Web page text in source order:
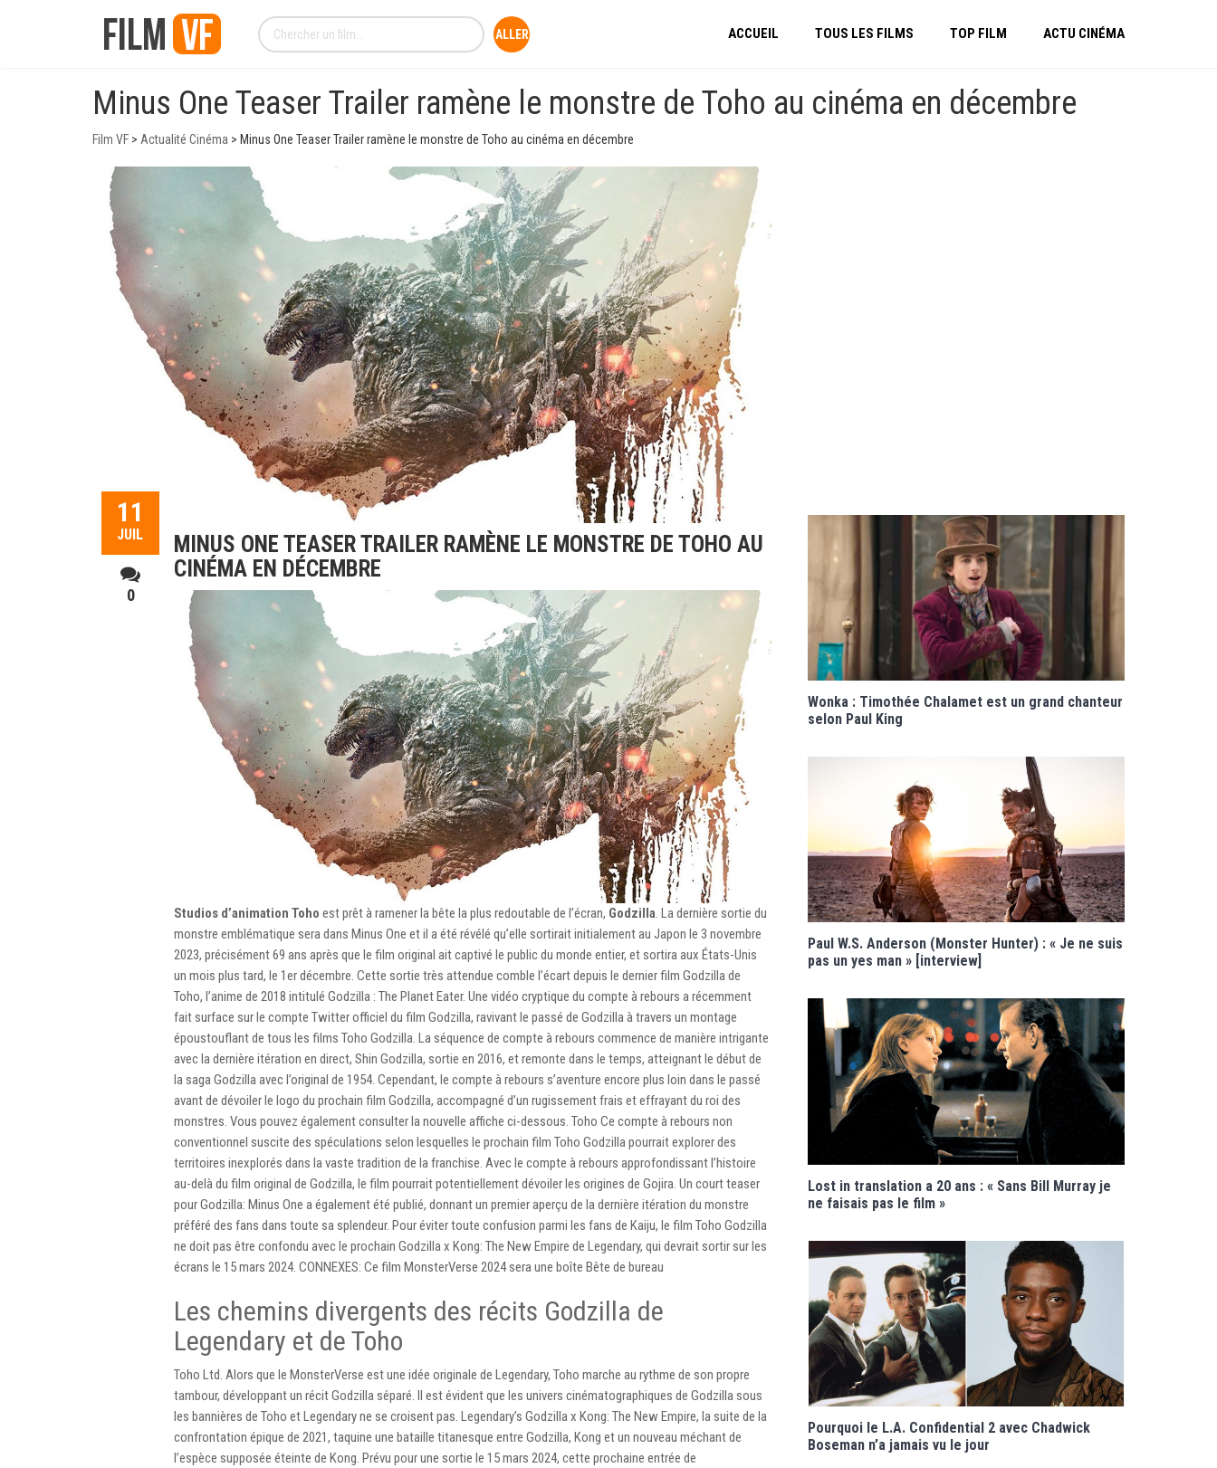
ACCUEIL TOUS LES FILMS TOP FILM ACTU CINÉMA
Minus One Teaser Trailer ramène le monstre de Toho au cinéma en décembre
Film VF > Actualité Cinéma > Minus One Teaser Trailer ramène le monstre de Toho au cinéma en décembre
11
JUIL
0
MINUS ONE TEASER TRAILER RAMÈNE LE MONSTRE DE TOHO AU
CINÉMA EN DÉCEMBRE
Studios d’animation Toho est prêt à ramener la bête la plus redoutable de l’écran, Godzilla. La dernière sortie du
monstre emblématique sera dans Minus One et il a été révélé qu’elle sortirait initialement au Japon le 3 novembre
2023, précisément 69 ans après que le film original ait captivé le public du monde entier, et sortira aux États-Unis
un mois plus tard, le 1er décembre. Cette sortie très attendue comble l’écart depuis le dernier film Godzilla de
Toho, l’anime de 2018 intitulé Godzilla : The Planet Eater. Une vidéo cryptique du compte à rebours a récemment
fait surface sur le compte Twitter officiel du film Godzilla, ravivant le passé de Godzilla à travers un montage
époustouflant de tous les films Toho Godzilla. La séquence de compte à rebours commence de manière intrigante
avec la dernière itération en direct, Shin Godzilla, sortie en 2016, et remonte dans le temps, atteignant le début de
la saga Godzilla avec l’original de 1954. Cependant, le compte à rebours s’aventure encore plus loin dans le passé
avant de dévoiler le logo du prochain film Godzilla, accompagné d’un rugissement frais et effrayant du roi des
monstres. Vous pouvez également consulter la nouvelle affiche ci-dessous. Toho Ce compte à rebours non
conventionnel suscite des spéculations selon lesquelles le prochain film Toho Godzilla pourrait explorer des
territoires inexplorés dans la vaste tradition de la franchise. Avec le compte à rebours approfondissant l’histoire
au-delà du film original de Godzilla, le film pourrait potentiellement dévoiler les origines de Gojira. Un court teaser
pour Godzilla: Minus One a également été publié, donnant un premier aperçu de la dernière itération du monstre
préféré des fans dans toute sa splendeur. Pour éviter toute confusion parmi les fans de Kaiju, le film Toho Godzilla
ne doit pas être confondu avec le prochain Godzilla x Kong: The New Empire de Legendary, qui devrait sortir sur les
écrans le 15 mars 2024. CONNEXES: Ce film MonsterVerse 2024 sera une boîte Bête de bureau
Les chemins divergents des récits Godzilla de
Legendary et de Toho
Toho Ltd. Alors que le MonsterVerse est une idée originale de Legendary, Toho marche au rythme de son propre
tambour, développant un récit Godzilla séparé. Il est évident que les univers cinématographiques de Godzilla sous
les bannières de Toho et Legendary ne se croisent pas. Legendary’s Godzilla x Kong: The New Empire, la suite de la
confrontation épique de 2021, taquine une bataille titanesque entre Godzilla, Kong et un nouveau méchant de
l’espèce supposée éteinte de Kong. Prévu pour une sortie le 15 mars 2024, cette prochaine entrée de
Wonka : Timothée Chalamet est un grand chanteur
selon Paul King
Paul W.S. Anderson (Monster Hunter) : « Je ne suis
pas un yes man » [interview]
Lost in translation a 20 ans : « Sans Bill Murray je
ne faisais pas le film »
Pourquoi le L.A. Confidential 2 avec Chadwick
Boseman n’a jamais vu le jour